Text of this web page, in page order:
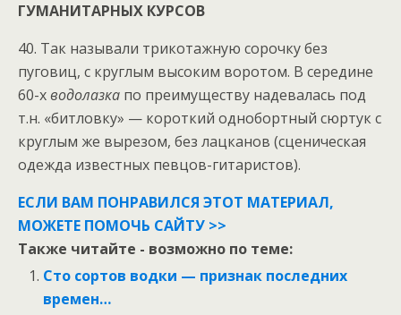
ГУМАНИТАРНЫХ КУРСОВ
40. Так называли трикотажную сорочку без
пуговиц, с круглым высоким воротом. В середине
60-хводолазка по преимуществу надевалась под
т.н. «битловку» — короткий однобортный сюртук с
круглым же вырезом, без лацканов (сценическая
одежда известных певцов-гитаристов).
ЕСЛИ ВАМ ПОНРАВИЛСЯ ЭТОТ МАТЕРИАЛ,
МОЖЕТЕ ПОМОЧЬ САЙТУ >>
Также читайте - возможно по теме:
Сто сортов водки — признак последних
времен…